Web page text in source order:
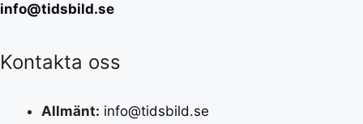
info@tidsbild.se
Kontakta oss
Allmänt: info@tidsbild.se